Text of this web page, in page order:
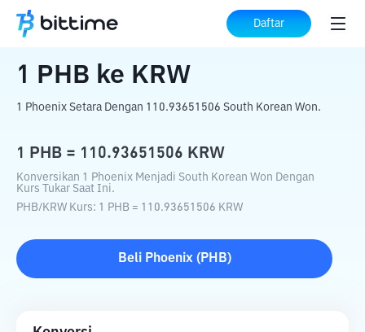
Daftar
Beranda Konverter Kripto ke KRW
1 PHB ke KRW
1 Phoenix Setara Dengan 110.93651506 South Korean Won.
1 PHB = 110.93651506 KRW
Konversikan 1 Phoenix Menjadi South Korean Won Dengan
Kurs Tukar Saat Ini.
PHB/KRW Kurs: 1 PHB = 110.93651506 KRW
Beli Phoenix( PHB)